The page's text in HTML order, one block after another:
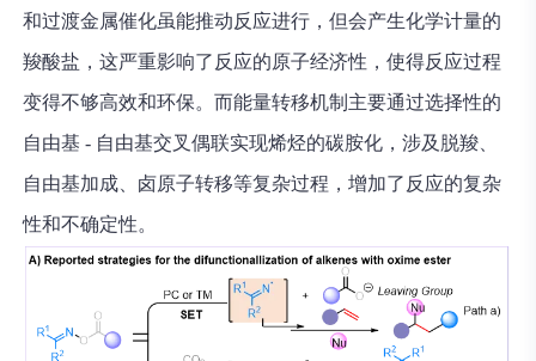
和过渡金属催化虽能推动反应进行，但会产生化学计量的
羧酸盐，这严重影响了反应的原子经济性，使得反应过程
变得不够高效和环保。而能量转移机制主要通过选择性的
自由基 - 自由基交叉偶联实现烯烃的碳胺化，涉及脱羧、
自由基加成、卤原子转移等复杂过程，增加了反应的复杂
性和不确定性。